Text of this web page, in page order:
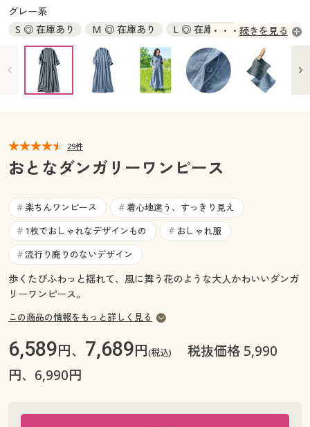
大きいサイズ 事務・制服
カタログ・チラシからのご注文
デジタルカタログ
カタログ無料プレゼント
マイページ
お気に入り
サポート
ご利用ガイド
カタログ無料プレゼント
会員メニュー
閲覧履歴
サポート
ご利用ガイド
よくある質問とお問い合わせ
グレー系
S ◎ 在庫あり
M ◎ 在庫あり
L ◎ 在庫あり
LL ◎ 在庫あり
3L ◎ 在庫あり
続きを見る
29件
おとなダンガリーワンピース
# 楽ちんワンピース # 着心地違う、すっきり見え
# 1枚でおしゃれなデザインもの # おしゃれ服
# 流行り廃りのないデザイン
歩くたびふわっと揺れて、風に舞う花のような大人かわいいダンガ
リーワンピース。
この商品の情報をもっと詳しく見る
6,589円、 7,689円(税込)
税抜価格 5,990
円、6,990円